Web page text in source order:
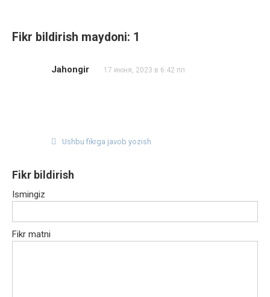
Fikr bildirish maydoni: 1
Jahongir 17 июня, 2023 в 6:42 пп
Ushbu fikrga javob yozish
Fikr bildirish
Ismingiz
Fikr matni